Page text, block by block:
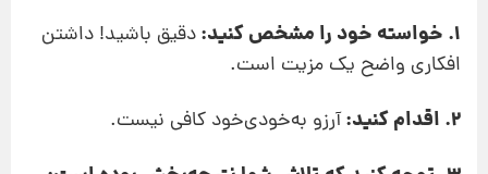
1. خواسته خود را مشخص کنید:
دقیق باشید! داشتن
افکاری واضح یک مزیت است.
2. اقدام کنید:‌ آرزو به‌خودی‌خود کافی نیست.